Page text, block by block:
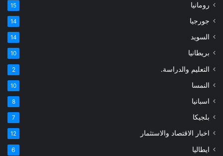
رومانيا 15
جورجيا 14
السويد 14
بريطانيا 10
التعليم والدراسة. 2
النمسا 10
اسبانيا 8
بلجيكا 7
اخبار الاقتصاد والاستثمار 12
ايطاليا 6